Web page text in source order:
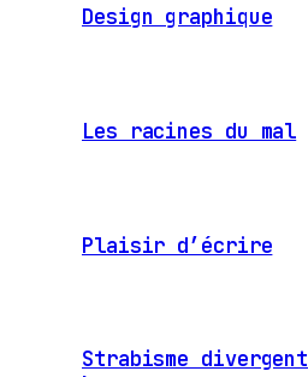
Design graphique
Les racines du mal
Plaisir d’écrire
Strabisme divergent